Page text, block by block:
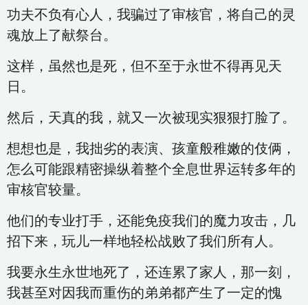
功夫不负有心人，我骗过了审核官，将自己的灵
魂放上了献祭台。
这样，虽然也是死，但不至于永世不得再见天
日。
然后，天真的我，就又一次被现实狠狠打脸了。
想想也是，我拙劣的表演、孩童般稚嫩的伎俩，
怎么可能跟精密操纵着整个全息世界运转多年的
审核官较量。
他们的专业打手，还能免疫我们的魔力攻击，几
招下来，玩儿一样地轻松战败了我们所有人。
我要永生永世地死了，还连累了家人，那一刻，
我甚至对因我而重伤的弟弟都产生了一定的愧